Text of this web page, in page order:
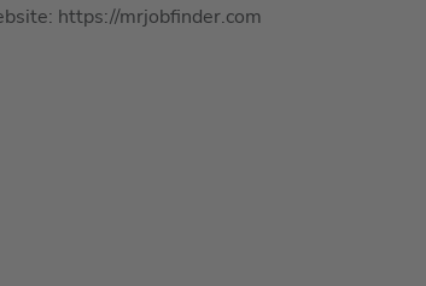
https://mrjobfinder.com